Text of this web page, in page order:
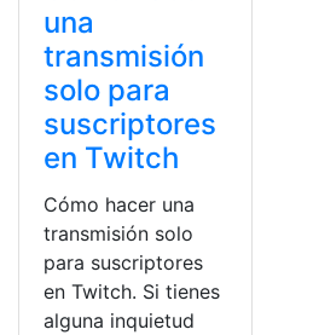
una
transmisión
solo para
suscriptores
en Twitch
Cómo hacer una
transmisión solo
para suscriptores
en Twitch. Si tienes
alguna inquietud